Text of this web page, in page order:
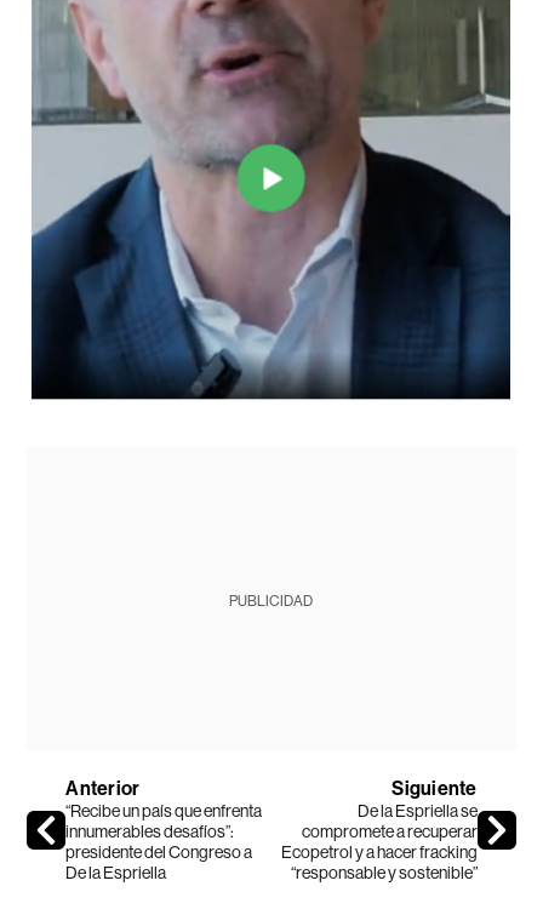
PUBLICIDAD
Anterior
“Recibe un país que enfrenta
innumerables desafíos”:
presidente del Congreso a
De la Espriella
Siguiente
De la Espriella se
compromete a recuperar
Ecopetrol y a hacer fracking
“responsable y sostenible”